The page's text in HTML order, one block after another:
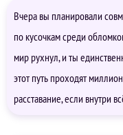
Вчера вы планировали
по кусочкам среди
мир рухнул, и ты
этот путь проходят
расставание, если внутри